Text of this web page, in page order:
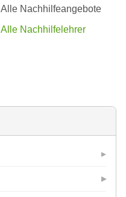
Alle Nachhilfeangebote
Alle Nachhilfelehrer